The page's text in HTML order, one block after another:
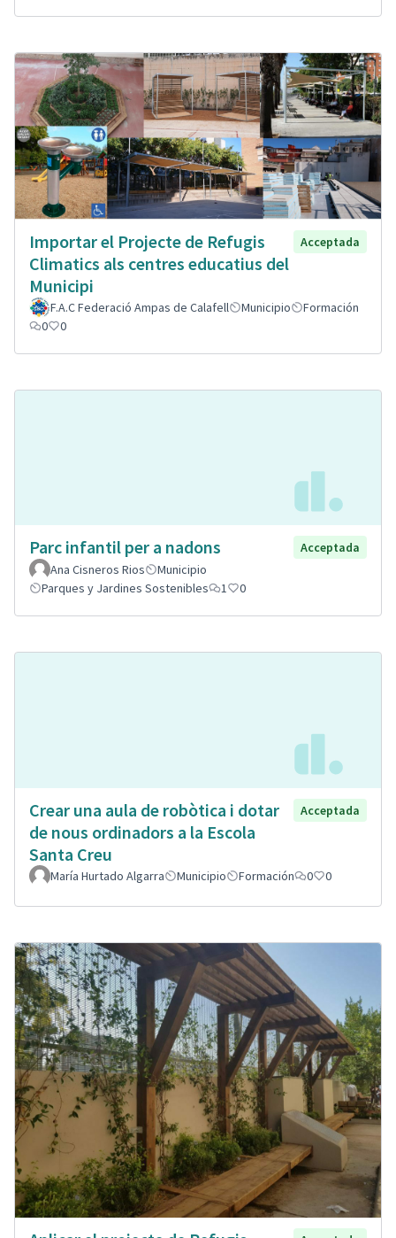
Importar el Projecte de Refugis
Climatics als centres educatius del
Municipi
Acceptada
F.A.C Federació Ampas de Calafell Municipio
Formación
0
0
Parc infantil per a nadons
Acceptada
Ana Cisneros Rios
Municipio
Parques y Jardines Sostenibles
1 0
Crear una aula de robòtica i dotar
de nous ordinadors a la Escola
Santa Creu
Acceptada
María Hurtado Algarra Municipio Formación 0 0